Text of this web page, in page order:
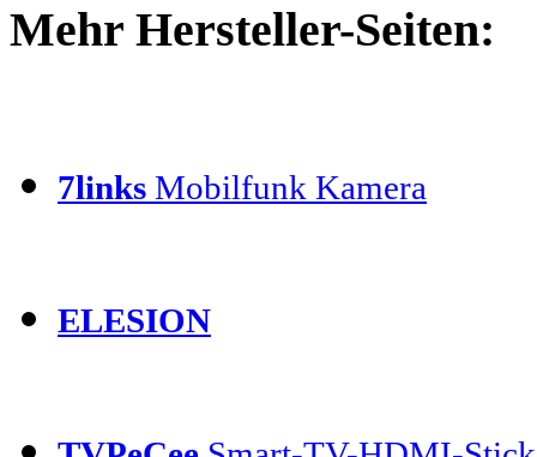
Mehr Hersteller-Seiten:
7links Mobilfunk Kamera
ELESION